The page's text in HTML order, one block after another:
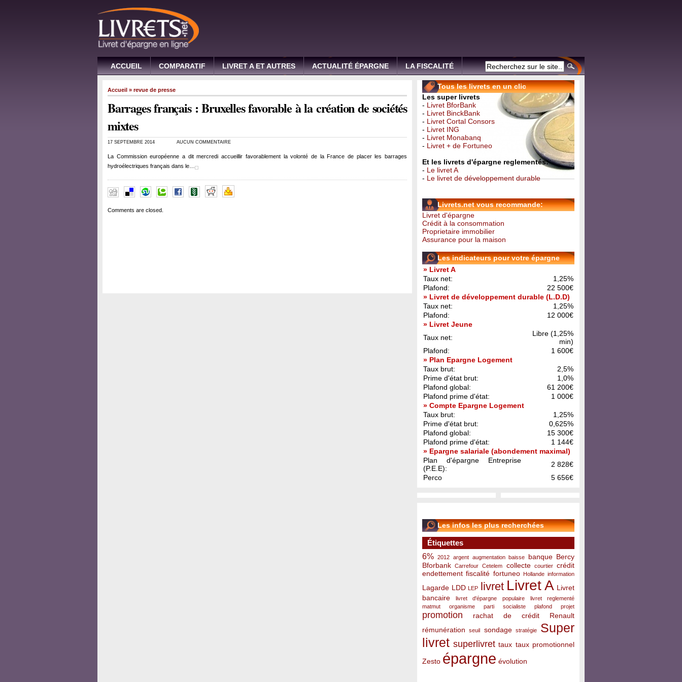
ACCUEIL COMPARATIF LIVRET A ET AUTRES ACTUALITÉ ÉPARGNE LA FISCALITÉ
Accueil » revue de presse
Barrages français : Bruxelles favorable à la création de sociétés
mixtes
17 SEPTEMBRE 2014 AUCUN COMMENTAIRE
La Commission européenne a dit mercredi accueillir favorablement la volonté de la France de placer les barrages
hydroélectriques français dans le…
Comments are closed.
Tous les livrets en un clic
Les super livrets
- Livret BforBank
- Livret BinckBank
- Livret Cortal Consors
- Livret ING
- Livret Monabanq
- Livret + de Fortuneo
Et les livrets d'épargne reglementés:
- Le livret A
- Le livret de développement durable
Livrets.net vous recommande:
Livret d'épargne
Crédit à la consommation
Proprietaire immobilier
Assurance pour la maison
Les indicateurs pour votre épargne
» Livret A
Taux net:
1,25%
Plafond:
22 500€
» Livret de développement durable (L.D.D)
Taux net:
1,25%
Plafond:
12 000€
» Livret Jeune
Taux net:
Libre (1,25%
min)
Plafond:
1 600€
» Plan Epargne Logement
Taux brut:
2,5%
Prime d'état brut:
1,0%
Plafond global:
61 200€
Plafond prime d'état:
1 000€
» Compte Epargne Logement
Taux brut:
1,25%
Prime d'état brut:
0,625%
Plafond global:
15 300€
Plafond prime d'état:
1 144€
» Epargne salariale (abondement maximal)
Plan d'épargne Entreprise
(P.E.E):
2 828€
Perco
5 656€
Les infos les plus recherchées
Étiquettes
6% 2012 argent augmentation baisse banque Bercy
Bforbank
Carrefour Cetelem collecte courtier
crédit
endettement fiscalité fortuneo Hollande information
Lagarde LDD LEP livret Livret A Livret
bancaire
livret d'épargne populaire
livret reglementé
matmut
organisme parti socialiste plafond projet
promotion rachat de crédit
Renault
rémunération
seuil sondage stratégie
Super
livret superlivret taux taux promotionnel
Zesto épargne évolution